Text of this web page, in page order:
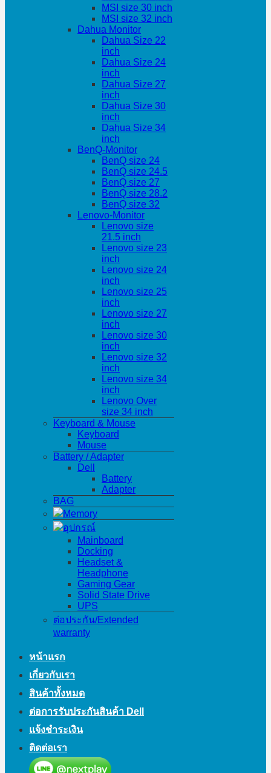
MSI size 30 inch
MSI size 32 inch
Dahua Monitor
Dahua Size 22
inch
Dahua Size 24
inch
Dahua Size 27
inch
Dahua Size 30
inch
Dahua Size 34
inch
BenQ-Monitor
BenQ size 24
BenQ size 24.5
BenQ size 27
BenQ size 28.2
BenQ size 32
Lenovo-Monitor
Lenovo size
21.5 inch
Lenovo size 23
inch
Lenovo size 24
inch
Lenovo size 25
inch
Lenovo size 27
inch
Lenovo size 30
inch
Lenovo size 32
inch
Lenovo size 34
inch
Lenovo Over
size 34 inch
Keyboard & Mouse
Keyboard
Mouse
Battery / Adapter
Dell
Battery
Adapter
BAG
Memory
อุปกรณ์
Mainboard
Docking
Headset &
Headphone
Gaming Gear
Solid State Drive
UPS
ต่อประกัน/Extended
warranty
หน้าแรก
เกี่ยวกับเรา
สินค้าทั้งหมด
ต่อการรับประกันสินค้า Dell
แจ้งชำระเงิน
ติดต่อเรา